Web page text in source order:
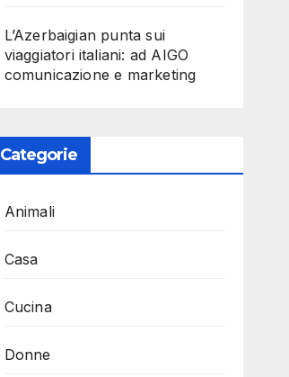
L’Azerbaigian punta sui
viaggiatori italiani: ad AIGO
comunicazione e marketing
Categorie
Animali
Casa
Cucina
Donne